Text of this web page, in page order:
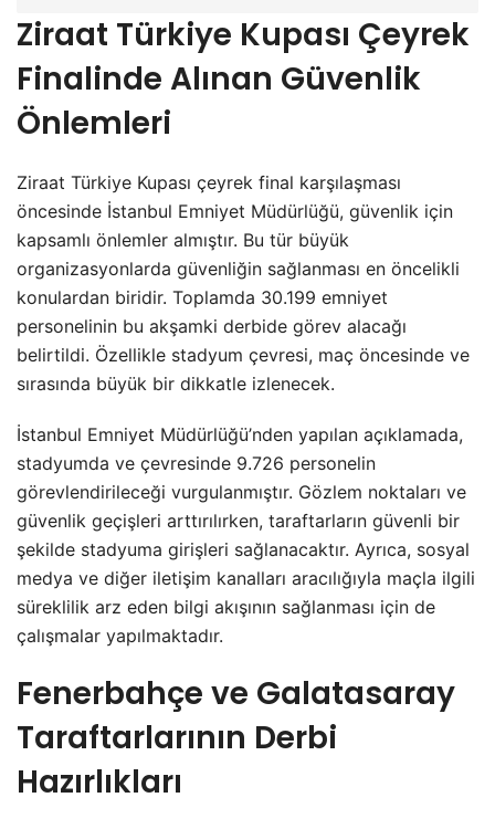
Ziraat Türkiye Kupası Çeyrek
Finalinde Alınan Güvenlik
Önlemleri
Ziraat Türkiye Kupası çeyrek final karşılaşması
öncesinde İstanbul Emniyet Müdürlüğü, güvenlik için
kapsamlı önlemler almıştır. Bu tür büyük
organizasyonlarda güvenliğin sağlanması en öncelikli
konulardan biridir. Toplamda 30.199 emniyet
personelinin bu akşamki derbide görev alacağı
belirtildi. Özellikle stadyum çevresi, maç öncesinde ve
sırasında büyük bir dikkatle izlenecek.
İstanbul Emniyet Müdürlüğü’nden yapılan açıklamada,
stadyumda ve çevresinde 9.726 personelin
görevlendirileceği vurgulanmıştır. Gözlem noktaları ve
güvenlik geçişleri arttırılırken, taraftarların güvenli bir
şekilde stadyuma girişleri sağlanacaktır. Ayrıca, sosyal
medya ve diğer iletişim kanalları aracılığıyla maçla ilgili
süreklilik arz eden bilgi akışının sağlanması için de
çalışmalar yapılmaktadır.
Fenerbahçe ve Galatasaray
Taraftarlarının Derbi
Hazırlıkları